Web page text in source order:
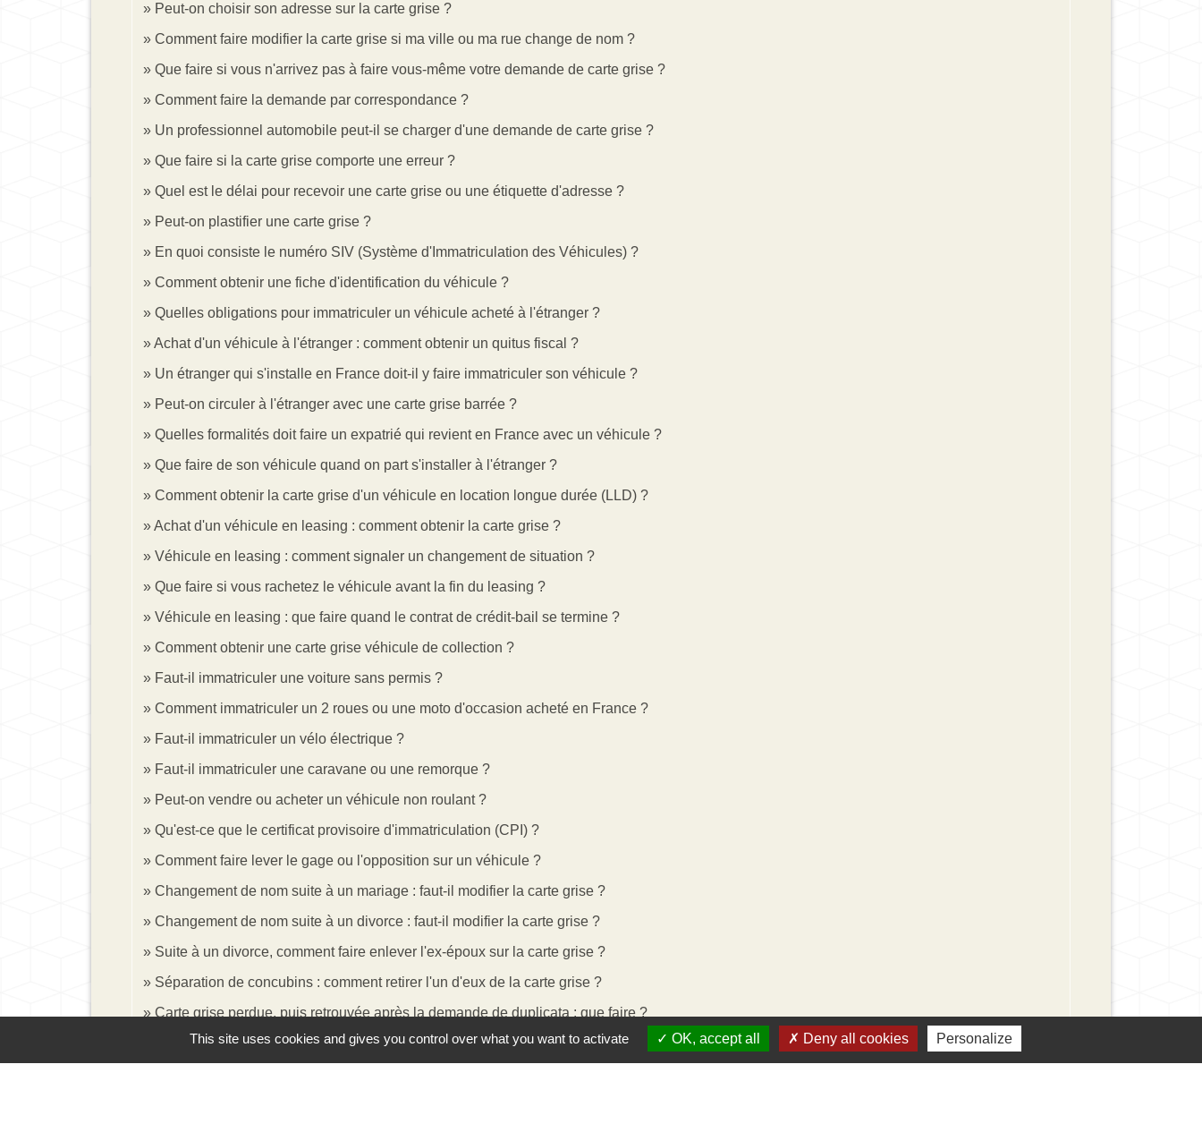
Peut-on choisir son adresse sur la carte grise ?
Comment faire modifier la carte grise si ma ville ou ma rue change de nom ?
Que faire si vous n'arrivez pas à faire vous-même votre demande de carte grise ?
Comment faire la demande par correspondance ?
Un professionnel automobile peut-il se charger d'une demande de carte grise ?
Que faire si la carte grise comporte une erreur ?
Quel est le délai pour recevoir une carte grise ou une étiquette d'adresse ?
Peut-on plastifier une carte grise ?
En quoi consiste le numéro SIV (Système d'Immatriculation des Véhicules) ?
Comment obtenir une fiche d'identification du véhicule ?
Quelles obligations pour immatriculer un véhicule acheté à l'étranger ?
Achat d'un véhicule à l'étranger : comment obtenir un quitus fiscal ?
Un étranger qui s'installe en France doit-il y faire immatriculer son véhicule ?
Peut-on circuler à l'étranger avec une carte grise barrée ?
Quelles formalités doit faire un expatrié qui revient en France avec un véhicule ?
Que faire de son véhicule quand on part s'installer à l'étranger ?
Comment obtenir la carte grise d'un véhicule en location longue durée (LLD) ?
Achat d'un véhicule en leasing : comment obtenir la carte grise ?
Véhicule en leasing : comment signaler un changement de situation ?
Que faire si vous rachetez le véhicule avant la fin du leasing ?
Véhicule en leasing : que faire quand le contrat de crédit-bail se termine ?
Comment obtenir une carte grise véhicule de collection ?
Faut-il immatriculer une voiture sans permis ?
Comment immatriculer un 2 roues ou une moto d'occasion acheté en France ?
Faut-il immatriculer un vélo électrique ?
Faut-il immatriculer une caravane ou une remorque ?
Peut-on vendre ou acheter un véhicule non roulant ?
Qu'est-ce que le certificat provisoire d'immatriculation (CPI) ?
Comment faire lever le gage ou l'opposition sur un véhicule ?
Changement de nom suite à un mariage : faut-il modifier la carte grise ?
Changement de nom suite à un divorce : faut-il modifier la carte grise ?
Suite à un divorce, comment faire enlever l'ex-époux sur la carte grise ?
Séparation de concubins : comment retirer l'un d'eux de la carte grise ?
Carte grise perdue, puis retrouvée après la demande de duplicata : que faire ?
Comment obtenir un certificat W garage ?
This site uses cookies and gives you control over what you want to activate OK, accept all Deny all cookies Personalize